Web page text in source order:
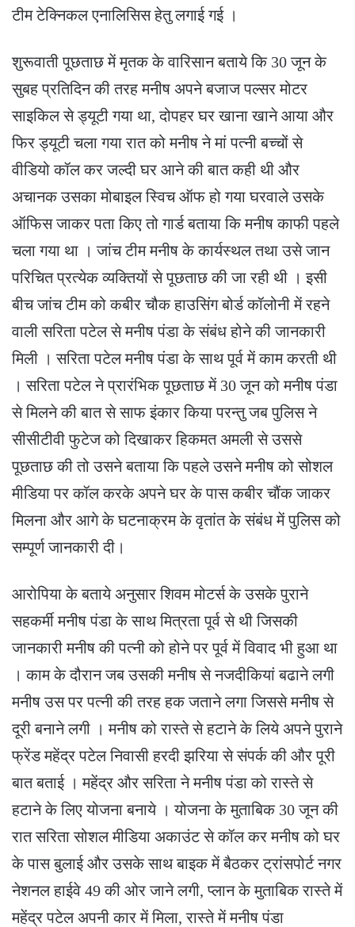
टीम टेक्निकल एनालिसिस हेतु लगाई गई ।
शुरूवाती पूछताछ में मृतक के वारिसान बताये कि 30 जून के
सुबह प्रतिदिन की तरह मनीष अपने बजाज पल्सर मोटर
साइकिल से ड्यूटी गया था, दोपहर घर खाना खाने आया और
फिर ड्यूटी चला गया रात को मनीष ने मां पत्नी बच्चों से
वीडियो कॉल कर जल्दी घर आने की बात कही थी और
अचानक उसका मोबाइल स्विच ऑफ हो गया घरवाले उसके
ऑफिस जाकर पता किए तो गार्ड बताया कि मनीष काफी पहले
चला गया था । जांच टीम मनीष के कार्यस्थल तथा उसे जान
परिचित प्रत्येक व्यक्तियों से पूछताछ की जा रही थी । इसी
बीच जांच टीम को कबीर चौक हाउसिंग बोर्ड कॉलोनी में रहने
वाली सरिता पटेल से मनीष पंडा के संबंध होने की जानकारी
मिली । सरिता पटेल मनीष पंडा के साथ पूर्व में काम करती थी
। सरिता पटेल ने प्रारंभिक पूछताछ में 30 जून को मनीष पंडा
से मिलने की बात से साफ इंकार किया परन्तु जब पुलिस ने
सीसीटीवी फुटेज को दिखाकर हिकमत अमली से उससे
पूछताछ की तो उसने बताया कि पहले उसने मनीष को सोशल
मीडिया पर कॉल करके अपने घर के पास कबीर चौंक जाकर
मिलना और आगे के घटनाक्रम के वृतांत के संबंध में पुलिस को
सम्पूर्ण जानकारी दी।
आरोपिया के बताये अनुसार शिवम मोटर्स के उसके पुराने
सहकर्मी मनीष पंडा के साथ मित्रता पूर्व से थी जिसकी
जानकारी मनीष की पत्नी को होने पर पूर्व में विवाद भी हुआ था
। काम के दौरान जब उसकी मनीष से नजदीकियां बढाने लगी
मनीष उस पर पत्नी की तरह हक जताने लगा जिससे मनीष से
दूरी बनाने लगी । मनीष को रास्ते से हटाने के लिये अपने पुराने
फ्रेंड महेंद्र पटेल निवासी हरदी झरिया से संपर्क की और पूरी
बात बताई । महेंद्र और सरिता ने मनीष पंडा को रास्ते से
हटाने के लिए योजना बनाये । योजना के मुताबिक 30 जून की
रात सरिता सोशल मीडिया अकाउंट से कॉल कर मनीष को घर
के पास बुलाई और उसके साथ बाइक में बैठकर ट्रांसपोर्ट नगर
नेशनल हाईवे 49 की ओर जाने लगी, प्लान के मुताबिक रास्ते में
महेंद्र पटेल अपनी कार में मिला, रास्ते में मनीष पंडा